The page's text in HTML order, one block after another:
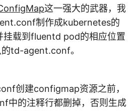
这一强大的武器，我
制作成kubernetes的
载到fluentd pod的相应位置
td-agent.conf。
创建configmap资源之前，
中的注释行都删掉，否则生成